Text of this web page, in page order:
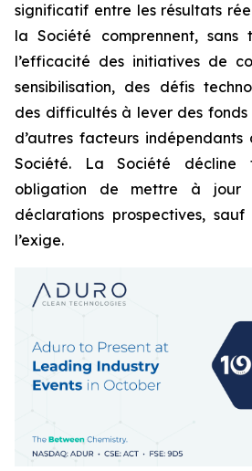
significatif entre les résultats
la Société comprennent, sans
l’efficacité des initiatives de
sensibilisation, des défis
des difficultés à lever des
d’autres facteurs
Société. La Société décline
obligation de mettre à jour
déclarations prospectives,
l’exige.